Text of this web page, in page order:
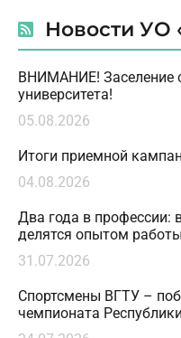
Новости УО
ВНИМАНИЕ! Заселение
университета!
05.08.2026
Итоги приемной
04.08.2026
Два года в профессии:
делятся опытом работы
31.07.2026
Спортсмены ВГТУ –
чемпионата